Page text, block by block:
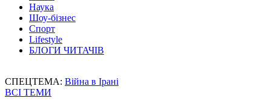
Наука
Шоу-бізнес
Спорт
Lifestyle
БЛОГИ ЧИТАЧІВ
СПЕЦТЕМА: Війна в Ірані
ВСІ ТЕМИ